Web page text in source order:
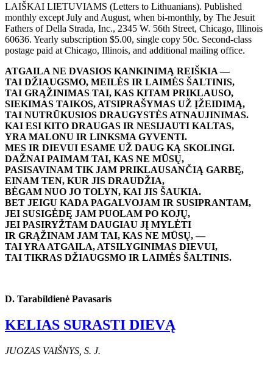
LAIŠKAI LIETUVIAMS (Letters to Lithuanians). Published
monthly except July and August, when bi-monthly, by The Jesuit
Fathers of Della Strada, Inc., 2345 W. 56th Street, Chicago, Illinois
60636. Yearly subscription $5.00, single copy 50c. Second-class
postage paid at Chicago, Illinois, and additional mailing office.
ATGAILA NE DVASIOS KANKINIMĄ REIŠKIA —
TAI DŽIAUGSMO, MEILĖS IR LAIMĖS ŠALTINIS,
TAI GRĄŽINIMAS TAI, KAS KITAM PRIKLAUSO,
SIEKIMAS TAIKOS, ATSIPRAŠYMAS UŽ ĮŽEIDIMĄ,
TAI NUTRŪKUSIOS DRAUGYSTĖS ATNAUJINIMAS.
KAI ESI KITO DRAUGAS IR NESIJAUTI KALTAS,
YRA MALONU IR LINKSMA GYVENTI.
MES IR DIEVUI ESAME UŽ DAUG KĄ SKOLINGI.
DAŽNAI PAIMAM TAI, KAS NE MŪSŲ,
PASISAVINAM TIK JAM PRIKLAUSANČIĄ GARBĘ,
EINAM TEN, KUR JIS DRAUDŽIA,
BĖGAM NUO JO TOLYN, KAI JIS ŠAUKIA.
BET JEIGU KADA PAGALVOJAM IR SUSIPRANTAM,
JEI SUSIGĖDĘ JAM PUOLAM PO KOJŲ,
JEI PASIRYŽTAM DAUGIAU JĮ MYLĖTI
IR GRĄŽINAM JAM TAI, KAS NE MŪSŲ, —
TAI YRA ATGAILA, ATSILYGINIMAS DIEVUI,
TAI TIKRAS DŽIAUGSMO IR LAIMĖS ŠALTINIS.
D. Tarabildienė Pavasaris
KELIAS SURASTI DIEVĄ
JUOZAS VAIŠNYS, S. J.